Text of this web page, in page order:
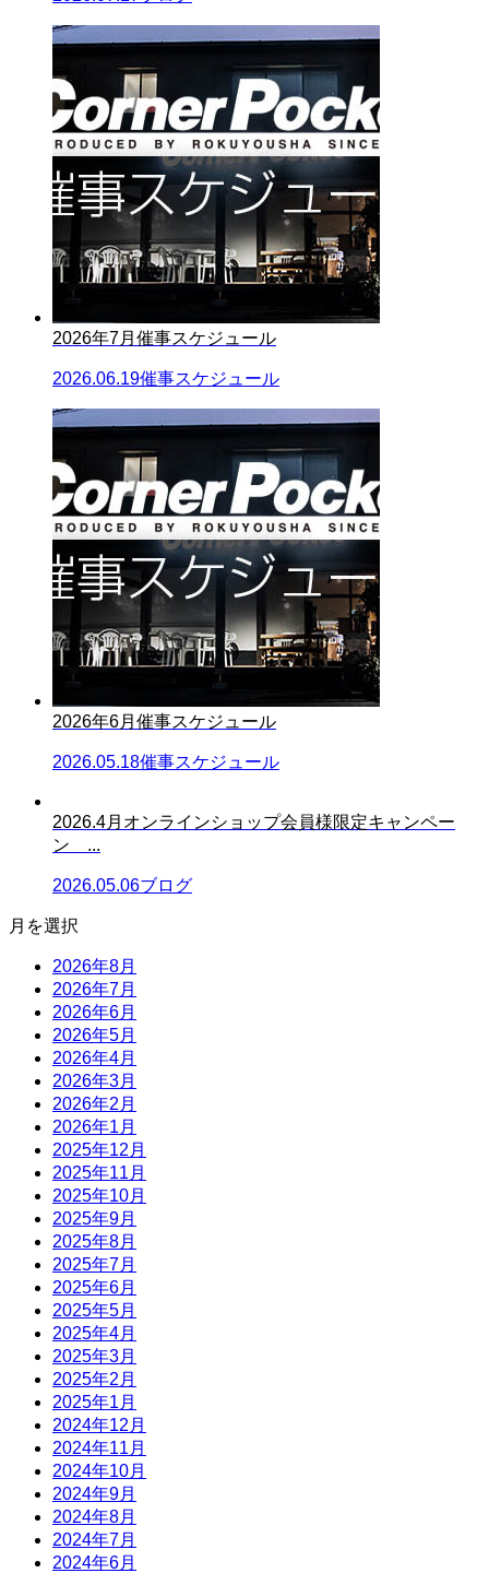
2026年7月催事スケジュール
2026.06.19催事スケジュール
2026年6月催事スケジュール
2026.05.18催事スケジュール
2026.4月オンラインショップ会員様限定キャンペー
ン ...
2026.05.06ブログ
月を選択
2026年8月
2026年7月
2026年6月
2026年5月
2026年4月
2026年3月
2026年2月
2026年1月
2025年12月
2025年11月
2025年10月
2025年9月
2025年8月
2025年7月
2025年6月
2025年5月
2025年4月
2025年3月
2025年2月
2025年1月
2024年12月
2024年11月
2024年10月
2024年9月
2024年8月
2024年7月
2024年6月